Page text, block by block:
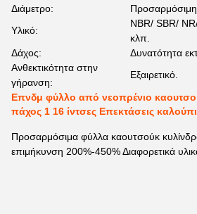
Διάμετρο:
Προσαρμόσιμη
Υλικό:
NBR/ SBR/
κλπ.
Δάχος:
Δυνατότητα
Ανθεκτικότητα στην
γήρανση:
Εξαιρετικό.
Επνδμ φύλλο από νεοπρένιο
πάχος 1 16 ίντσες Επεκτάσεις
Προσαρμόσιμα φύλλα καουτσούκ
επιμήκυνση 200%-450% Διαφορετικά